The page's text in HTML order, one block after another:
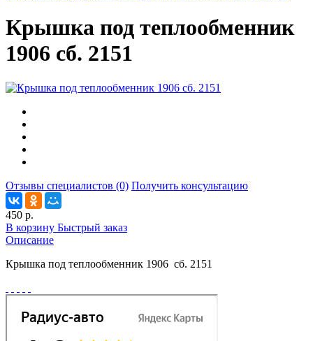
Крышка под теплообменник
1906 сб. 2151
Отзывы специалистов (0) Получить консультацию
450 р.
В корзину Быстрый заказ
Описание
Крышка под теплообменник 1906 сб. 2151